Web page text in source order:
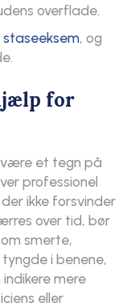
overflade.
staseeksem, og
for
være et tegn på
professionel
ikke forsvinder
over tid, bør
smerte,
i benene,
mere
eller